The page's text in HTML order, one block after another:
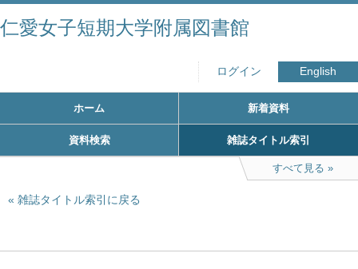
仁愛女子短期大学附属図書館
ログイン English
ホーム 新着資料
資料検索 雑誌タイトル索引
すべて見る
雑誌タイトル索引に戻る